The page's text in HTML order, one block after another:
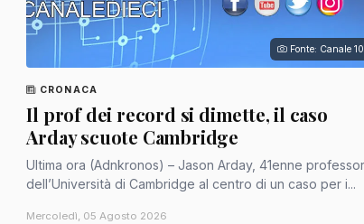
Fonte: Canale 10
CRONACA
Il prof dei record si dimette, il caso
Arday scuote Cambridge
Ultima ora (Adnkronos) – Jason Arday, 41enne professore
dell’Università di Cambridge al centro di un caso per i...
Mercoledì, 05 Agosto 2026